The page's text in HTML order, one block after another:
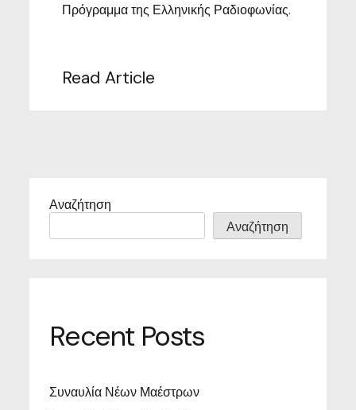
Πρόγραμμα της Ελληνικής Ραδιοφωνίας.
Read Article
Αναζήτηση
Αναζήτηση
Recent Posts
Συναυλία Νέων Μαέστρων